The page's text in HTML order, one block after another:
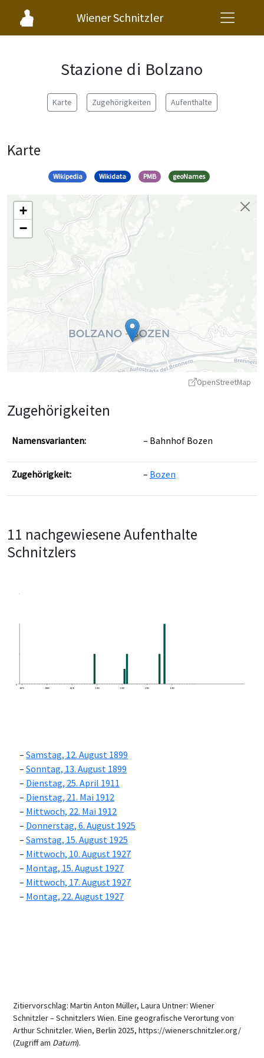
Wiener Schnitzler
Stazione di Bolzano
Karte Zugehörigkeiten Aufenthalte
Karte
Wikipedia Wikidata PMB geoNames
+
−
OpenStreetMap
Zugehörigkeiten
Namensvarianten: Bahnhof Bozen
Zugehörigkeit: Bozen
11 nachgewiesene Aufenthalte
Schnitzlers
0
1870
1880 1890 1900 1910 1920 1930
Samstag, 12. August 1899
Sonntag, 13. August 1899
Dienstag, 25. April 1911
Dienstag, 21. Mai 1912
Mittwoch, 22. Mai 1912
Donnerstag, 6. August 1925
Samstag, 15. August 1925
Mittwoch, 10. August 1927
Montag, 15. August 1927
Mittwoch, 17. August 1927
Montag, 22. August 1927
Zitiervorschlag: Martin Anton Müller, Laura Untner: Wiener
Schnitzler – Schnitzlers Wien. Eine geografische Verortung von
Arthur Schnitzler. Wien, Berlin 2025, https://wienerschnitzler.org/
(Zugriff am Datum).